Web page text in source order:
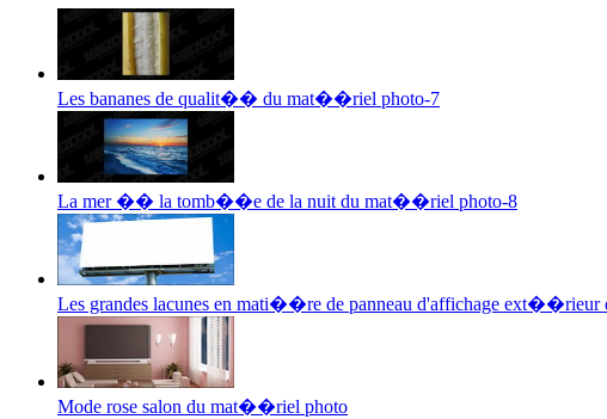
Les bananes de qualit�� du mat��riel photo-7
La mer �� la tomb��e de la nuit du mat��riel photo-8
Les grandes lacunes en mati��re de panneau d'affichage
Mode rose salon du mat��riel photo